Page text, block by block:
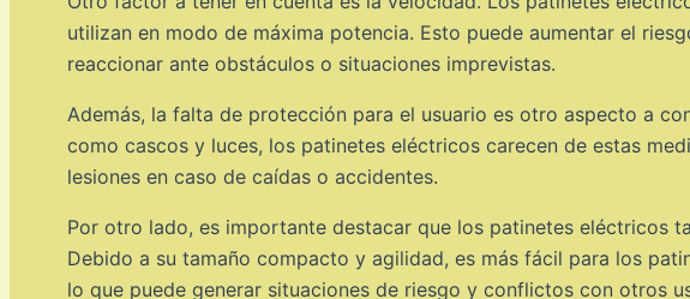
utilizan en modo de máxima potencia. Esto puede aumentar el
reaccionar ante obstáculos o situaciones imprevistas.
Además, la falta de protección para el usuario es otro aspecto a
como cascos y luces, los patinetes eléctricos carecen de estas
lesiones en caso de caídas o accidentes.
Por otro lado, es importante destacar que los patinetes eléctricos
Debido a su tamaño compacto y agilidad, es más fácil para los
lo que puede generar situaciones de riesgo y conflictos con otros